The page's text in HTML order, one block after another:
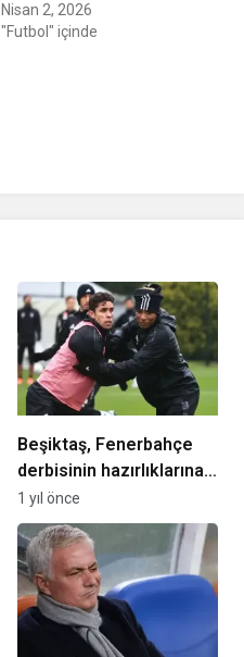
Nisan 2, 2026
"Futbol" içinde
Beşiktaş, Fenerbahçe
derbisinin hazırlıklarına
devam etti
1 yıl önce